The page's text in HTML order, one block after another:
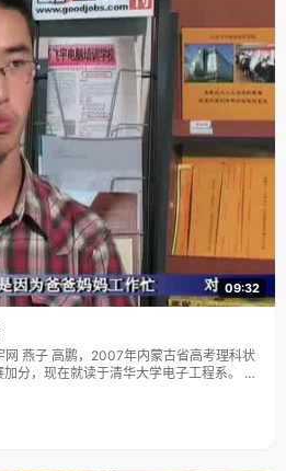
09:32
，现在就读于清华大学电子工程系。 第
。双方见面，他有些迟疑的迎上来，礼貌
还是阿姨呢？"随后有些不好意思的挠了
的小编相视而笑：今天穿得确实不显年